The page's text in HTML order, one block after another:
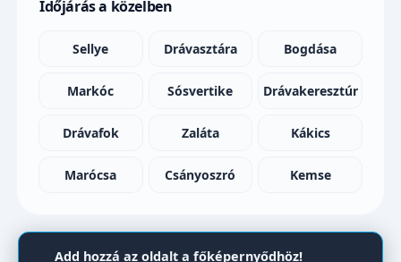
Időjárás a közelben
Sellye Drávasztára Bogdása
Markóc Sósvertike Drávakeresztúr
Drávafok Zaláta Kákics
Marócsa Csányoszró Kemse
Add hozzá az oldalt a főképernyődhöz!